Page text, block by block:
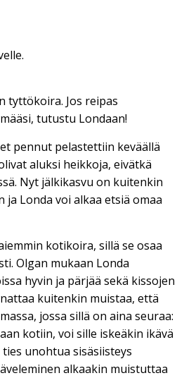
tyttökoira. Jos reipas
tutustu Londaan!
pennut pelastettiin keväällä
aluksi heikkoja, eivätkä
Nyt jälkikasvu on kuitenkin
Londa voi alkaa etsiä omaa
kotikoira, sillä se osaa
Olgan mukaan Londa
hyvin ja pärjää sekä kissojen
kuitenkin muistaa, että
jossa sillä on aina seuraa:
kotiin, voi sille iskeäkin ikävä
unohtua sisäsiisteys
alkaakin muistuttaa